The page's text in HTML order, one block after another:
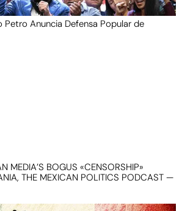
Anuncia Defensa Popular de
MEDIA’S BOGUS «CENSORSHIP»
THE MEXICAN POLITICS PODCAST —